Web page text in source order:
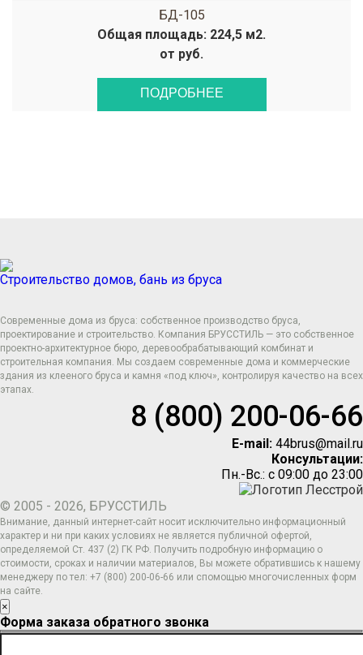
БД-105
Общая площадь: 224,5 м2.
от руб.
ПОДРОБНЕЕ
Строительство домов, бань из бруса
Современные дома из бруса: собственное производство бруса,
проектирование и строительство. Компания БРУССТИЛЬ — это собственное
проектно-архитектурное бюро, деревообрабатывающий комбинат и
строительная компания. Мы создаем современные дома и коммерческие
здания из клееного бруса и камня «под ключ», контролируя качество на всех
этапах.
8 (800) 200-06-66
E-mail: 44brus@mail.ru
Консультации:
Пн.-Вс.: с 09:00 до 23:00
© 2005 - 2026, БРУССТИЛЬ
Внимание, данный интернет-сайт носит исключительно информационный
характер и ни при каких условиях не является публичной офертой,
определяемой Ст. 437 (2) ГК РФ. Получить подробную информацию о
стоимости, сроках и наличии материалов, Вы можете обратившись к нашему
менеджеру по тел: +7 (800) 200-06-66 или спомощью многочисленных форм
на сайте.
×
Форма заказа обратного звонка